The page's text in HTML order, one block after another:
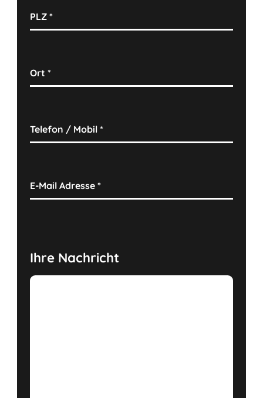
PLZ*
Ort*
Telefon / Mobil*
E-Mail Adresse*
Ihre Nachricht